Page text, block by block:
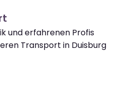
und erfahrenen Profis
Transport in Duisburg